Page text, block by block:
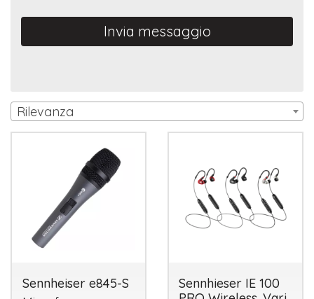
Invia messaggio
Rilevanza
Sennheiser e845-S
Sennhieser IE 100